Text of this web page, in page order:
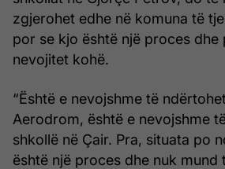
zgjerohet edhe në komuna të
por se kjo është një proces dhe
nevojitet kohë.
“Është e nevojshme të
Aerodrom, është e nevojshme
shkollë në Çair. Pra, situata po
është një proces dhe nuk mund